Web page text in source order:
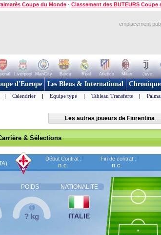
Coupe du Monde - Classement des BUTEURS Coupe
emplacement
Liverpool ManCity Barca Real Atletico Milan Juve
d'Europe Les Bleus & International
| Calendrier | Equipe type | Tableau Transferts |
Les autres joueurs de Fiorentina
& Sélections
Début Contrat :
n.c.
Fin de contrat :
n.c.
POIDS NATIONALITE
? kg ITALIE